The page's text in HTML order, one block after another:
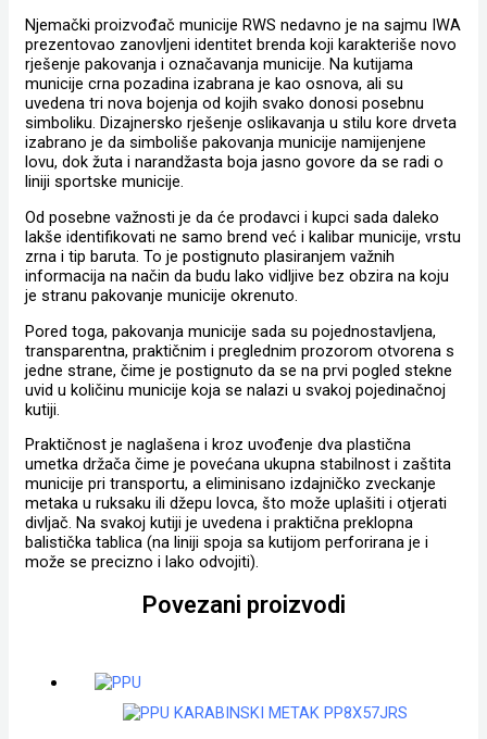
Njemački proizvođač municije RWS nedavno je na sajmu IWA
prezentovao zanovljeni identitet brenda koji karakteriše novo
rješenje pakovanja i označavanja municije. Na kutijama
municije crna pozadina izabrana je kao osnova, ali su
uvedena tri nova bojenja od kojih svako donosi posebnu
simboliku. Dizajnersko rješenje oslikavanja u stilu kore drveta
izabrano je da simboliše pakovanja municije namijenjene
lovu, dok žuta i narandžasta boja jasno govore da se radi o
liniji sportske municije.
Od posebne važnosti je da će prodavci i kupci sada daleko
lakše identifikovati ne samo brend već i kalibar municije, vrstu
zrna i tip baruta. To je postignuto plasiranjem važnih
informacija na način da budu lako vidljive bez obzira na koju
je stranu pakovanje municije okrenuto.
Pored toga, pakovanja municije sada su pojednostavljena,
transparentna, praktičnim i preglednim prozorom otvorena s
jedne strane, čime je postignuto da se na prvi pogled stekne
uvid u količinu municije koja se nalazi u svakoj pojedinačnoj
kutiji.
Praktičnost je naglašena i kroz uvođenje dva plastična
umetka držača čime je povećana ukupna stabilnost i zaštita
municije pri transportu, a eliminisano izdajničko zveckanje
metaka u ruksaku ili džepu lovca, što može uplašiti i otjerati
divljač. Na svakoj kutiji je uvedena i praktična preklopna
balistička tablica (na liniji spoja sa kutijom perforirana je i
može se precizno i lako odvojiti).
Povezani proizvodi